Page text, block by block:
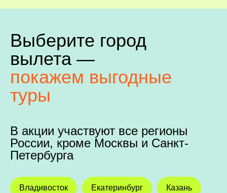
Выберите город
вылета —
покажем выгодные
туры
В акции участвуют все регионы
России, кроме Москвы и Санкт-
Петербурга
Владивосток Екатеринбург Казань